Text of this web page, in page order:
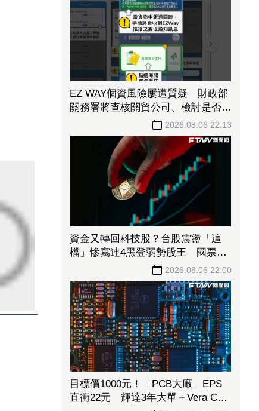
EZ WAY個資風險屢遭質疑 財政部
關務署將查核關貿公司、檢討是否統
2026.08.06 22:13
資金又轉回科技股？台股震盪「這
檔」慘寫連4黑登弱勢股王 國票
金、潤泰新也淪大盤刀下魂2026.08.06 22:00
目標價1000元！「PCB大廠」EPS
直衝22元 輝達3年大單＋Vera CPU